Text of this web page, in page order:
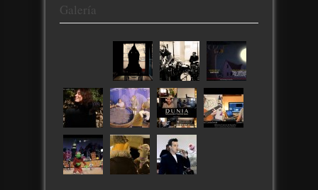
Galería